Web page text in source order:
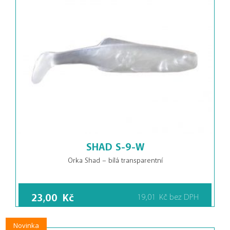
SHAD S-9-W
Orka Shad – bílá transparentní
23,00 Kč 19,01 Kč bez DPH
Novinka